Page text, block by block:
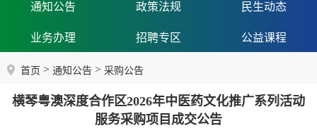
通知公告 政策法规 民生动态
业务办理 招聘专区 公益课程
首页 > 通知公告 > 采购公告
横琴粤澳深度合作区2026年中医药文化推广系列活动
服务采购项目成交公告